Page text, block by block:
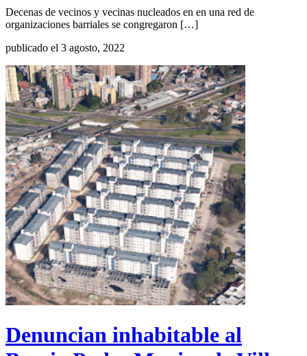
Decenas de vecinos y vecinas nucleados en en una red de
organizaciones barriales se congregaron […]
publicado el 3 agosto, 2022
Denuncian inhabitable al